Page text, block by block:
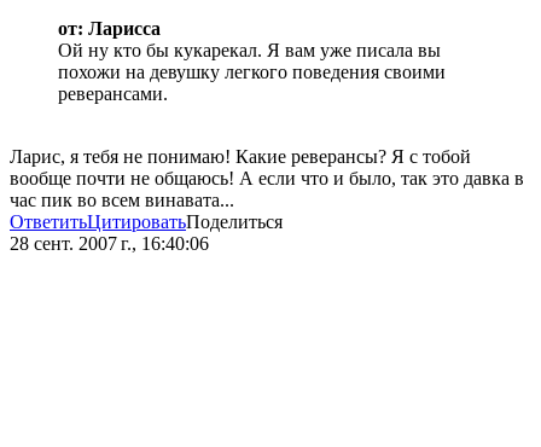
от: Ларисса
Ой ну кто бы кукарекал. Я вам уже писала вы
похожи на девушку легкого поведения своими
реверансами.
Ларис, я тебя не понимаю! Какие реверансы? Я с тобой
вообще почти не общаюсь! А если что и было, так это давка в
час пик во всем винавата...
ОтветитьЦитироватьПоделиться
28 сент. 2007 г., 16:40:06